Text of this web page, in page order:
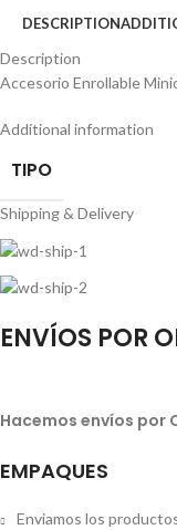
DESCRIPTION
Description
Accesorio Enrollable
Additional information
TIPO
Shipping & Delivery
ENVÍOS POR
Hacemos envíos por
EMPAQUES
Enviamos los